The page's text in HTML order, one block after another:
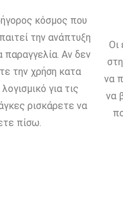
κόσμος που
την ανάπτυξη
παραγγελία. Αν δεν
την χρήση κατα
για τις
ρισκάρετε να
πίσω.
Οι
να
να